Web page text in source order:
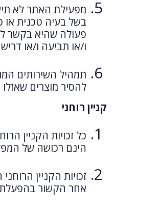
מפעילת האתר לא
בשל בעיה טכנית או
פעולה שהיא בקשר
ו/או תביעה ו/או
תמהיל השירותים
להסיר מוצרים
קניין רוחני
כל זכויות הקניין
הינם רכושה של
זכויות הקניין
אחר הקשור